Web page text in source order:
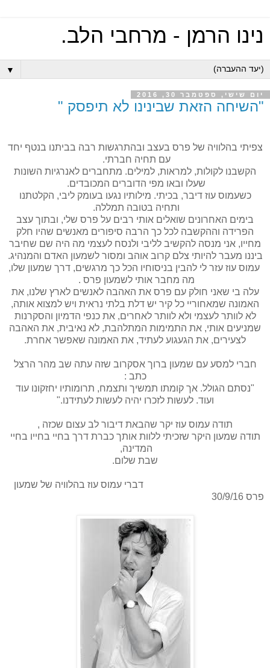
נינו הרמן - מרחבי הלב.
▼
יום שישי, ספטמבר 30, 2016
"השיחה הזאת שבינינו לא תיפסק "
צפיתי בהלוויה של פרס בעצב ובהתרגשות רבה בביתנו בנטף יחד
עם תחיה חברתי.
הקשבנו לקולות, למראות, למילים. מתחברים לאנרגיות השונות
שעלו ובאו מפי הדוברים המכובדים.
כשעמוס עוז דיבר, בכיתי. מילותיו נגעו בעומק ליבי, הקלטתנו
ותחיה בטובה תמללה.
בימים האחרונים שואלים אותי רבים על פרס שלי, ובתוך עצב
הפרידה וההקשבה לכל כך הרבה סיפורים מאנשים שהיו חלק
מחייו, אני מנסה להקשיב לליבי ולנסח לעצמי מה היה שם שחיבר
ביננו מעבר להיותי צלם קרוב אוהב ומסור לשמעון האדם והמנהיג.
עמוס עוז עזר לי להבין בניסוחיו הכל כך מרגשים, דרך שמעון שלו,
מה מחבר אותי לשמעון פרס .
עלה בי שאני חולק עם פרס את האהבה לאנשים לארץ שלנו, את
האמונה שמאחוריי כל קיר יש דלת בלתי נראית ויש למצוא אותה,
לא לוותר לעצמי ולא לוותר לאחרים, את כנפי הדמיון והסקרנות
שמניעים אותי, את התמימות המתלהבת, לא נאיבית, את האהבה
לצעירים, את הגעגוע לעתיד, את האמונה שאפשר אחרת.
חברי למסע עם שמעון ברוך אסקרוב שזה עתה שב מהר הרצל
כתב :
"נסתם הגולל. אך קומתו תמשיך ותצמח, תרומותיו יחזקונו עוד
ועוד. לעשות לזכרו יהיה לעשות לעתידנו."
תודה עמוס עוז יקר שהבאת דיבור לב עצום שכזה ,
תודה שמעון היקר שזכיתי ללוות אותך כברת דרך בחיי בחייו בחיי
המדינה,
שבת שלום.
דברי עמוס עוז בהלוויה של שמעון
פרס 30/9/16